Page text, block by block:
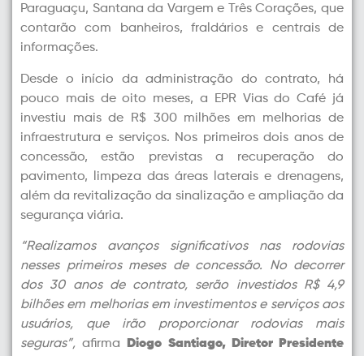
Paraguaçu, Santana da Vargem e Três Corações, que
contarão com banheiros, fraldários e centrais de
informações.
Desde o início da administração do contrato, há
pouco mais de oito meses, a EPR Vias do Café já
investiu mais de R$ 300 milhões em melhorias de
infraestrutura e serviços. Nos primeiros dois anos de
concessão, estão previstas a recuperação do
pavimento, limpeza das áreas laterais e drenagens,
além da revitalização da sinalização e ampliação da
segurança viária.
“Realizamos avanços significativos nas rodovias
nesses primeiros meses de concessão. No decorrer
dos 30 anos de contrato, serão investidos R$ 4,9
bilhões em melhorias em investimentos e serviços aos
usuários, que irão proporcionar rodovias mais
seguras”, afirma
Diogo Santiago, Diretor Presidente